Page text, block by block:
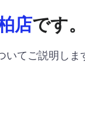
店です
いてご説明しま